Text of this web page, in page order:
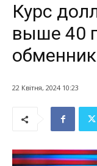
Курс
выше 40
22 Квітня, 2024 10:23